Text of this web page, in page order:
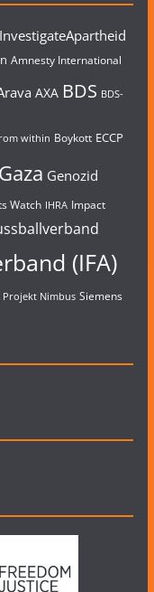
Amnesty International
AXA BDS BDS-
within Boykott ECCP
Gaza Genozid
Watch IHRA Impact
(IFA)
Projekt Nimbus Siemens